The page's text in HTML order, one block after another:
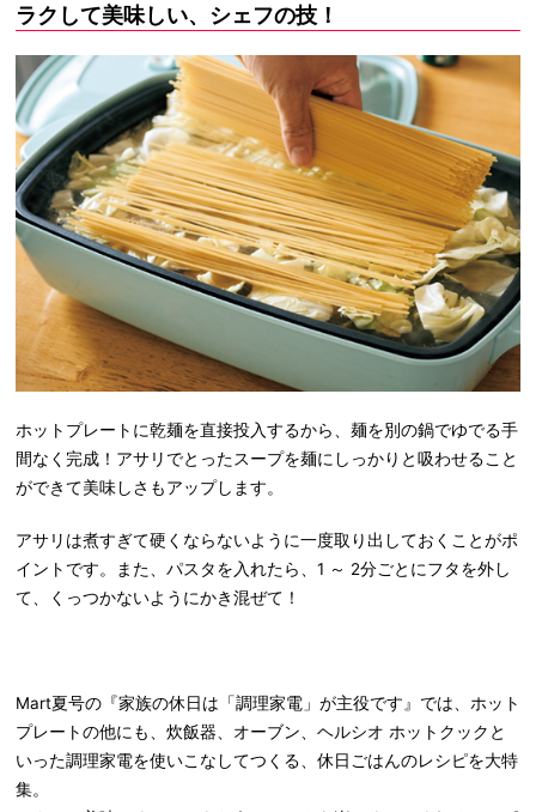
ラクして美味しい、シェフの技！
ホットプレートに乾麺を直接投入するから、麺を別の鍋でゆでる手
間なく完成！アサリでとったスープを麺にしっかりと吸わせること
ができて美味しさもアップします。
アサリは煮すぎて硬くならないように一度取り出しておくことがポ
イントです。また、パスタを入れたら、1 ～ 2分ごとにフタを外し
て、くっつかないようにかき混ぜて！
Mart夏号の『家族の休日は「調理家電」が主役です』では、ホット
プレートの他にも、炊飯器、オーブン、ヘルシオ ホットクックと
いった調理家電を使いこなしてつくる、休日ごはんのレシピを大特
集。